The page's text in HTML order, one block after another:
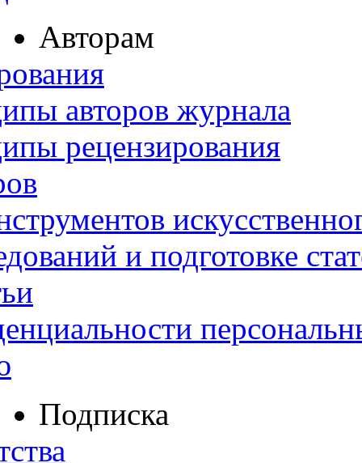
Авторам
авторов журнала
рецензирования
и подготовке
Подписка